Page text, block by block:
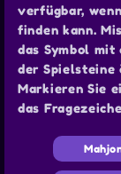
verfügbar,
finden kann.
das Symbol
der Spielsteine
Markieren Sie
das